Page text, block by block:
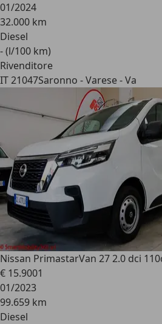
01/2024
32.000 km
Diesel
- (l/100 km)
Rivenditore
IT 21047Saronno - Varese - Va
Nissan PrimastarVan 27 2.0 dci
€ 15.9001
01/2023
99.659 km
Diesel